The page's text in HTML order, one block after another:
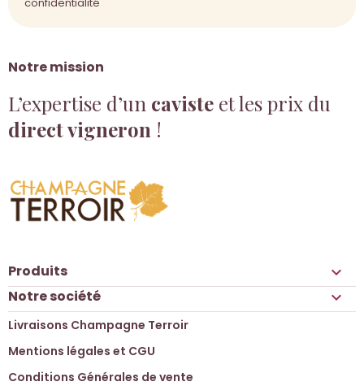
Notre mission
L’expertise d’un caviste et les prix du
direct vigneron !
Produits 
Notre société 
Livraisons Champagne Terroir
Mentions légales et CGU
Conditions Générales de vente